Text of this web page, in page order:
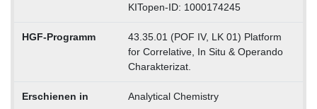
KITopen-ID: 1000174245
HGF-Programm
43.35.01 (POF IV, LK 01) Platform
for Correlative, In Situ & Operando
Charakterizat.
Erschienen in Analytical Chemistry